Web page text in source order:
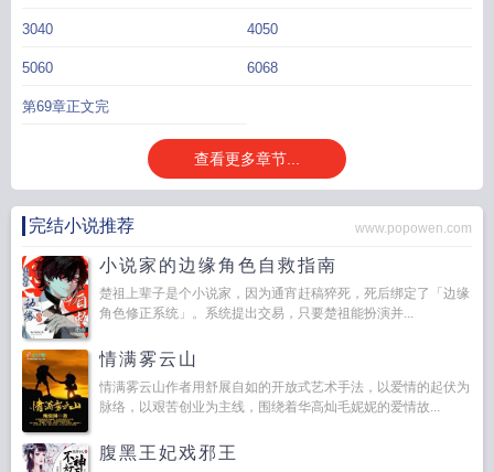
“？！”#奥斯卡欠我竹马一个影帝#被竹马骗了，能报警吗？我要报警！报警！
陷落txt百度新婚陷落晴空岚全文免费阅读
吱全文免费阅读最新章节新婚陷落 晴空岚新婚陷落by晴空岚
新婚陷落晴空岚txt 新婚陷落by晴空岚TXT新婚陷落txt晴空岚
晴空岚免费阅读全文最新章
新
婚陷落晴空岚TXT百度新婚陷落晴空岚最新章节全文阅读新婚陷落晴空岚晋
江新婚陷落全文免费阅读无弹窗 新婚陷落全文新婚陷落
TXT新婚陷落贺临西免费阅读 新婚陷落晴空岚
3040 4050
5060 6068
第69章正文完
查看更多章节...
完结小说推荐 www.popowen.com
小说家的边缘角色自救指南
楚祖上辈子是个小说家，因为通宵赶稿猝死，死后绑定了「边缘
角色修正系统」。系统提出交易，只要楚祖能扮演并...
情满雾云山
情满雾云山作者用舒展自如的开放式艺术手法，以爱情的起伏为
脉络，以艰苦创业为主线，围绕着华高灿毛妮妮的爱情故...
腹黑王妃戏邪王